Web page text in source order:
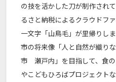
の技を活かした刀が制作され
るさと納税によるクラウドフ
一文字「山鳥毛」が里帰りしま
市の将来像「人と自然が織り
市 瀬戸内」を目指して、食
やこどもひろばプロジェクト